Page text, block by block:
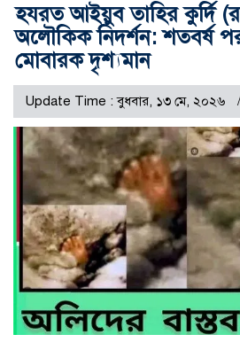
হযরত আইয়ুব তাহির কুর্দি
অলৌকিক নিদর্শন: শতবর্ষ
মোবারক দৃশ্যমান
Update Time : বুধবার, ১৩ মে, ২০২৬